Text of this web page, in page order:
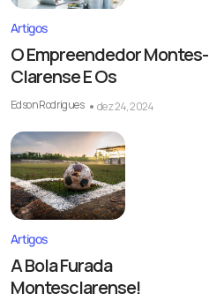
Artigos
O Empreendedor Montes-
Clarense E Os
Edson Rodrigues dez 24, 2024
Artigos
A Bola Furada
Montesclarense!